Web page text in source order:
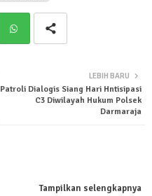
tsa
LEBIH BARU
Patroli Dialogis Siang Hari Hntisipasi
C3 Diwilayah Hukum Polsek
Darmaraja
Tampilkan selengkapnya